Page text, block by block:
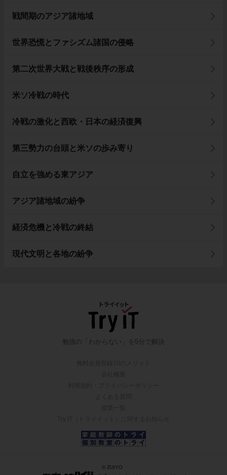
戦間期のアジア諸地域
世界恐慌とファシズム諸国の侵略
第二次世界大戦と戦後秩序の形成
米ソ冷戦の時代
冷戦の激化と西欧・日本の経済復興
第三勢力の台頭と米ソの歩み寄り
自立を強める東アジア
アジア諸地域の紛争
経済危機と冷戦の終結
現代文明と各地の紛争
勉強の「わからない」を5分で解決
© ZUIYO